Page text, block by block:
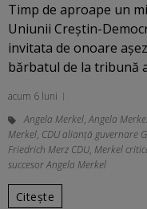
Timp de aproape un
Uniunii Creștin-
invitata de onoare
bărbatul de la tribună
acum 6 luni
Angela Merkel,Angela
Merkel, CDU alianță guvernare
Friedrich Merz CDU, Merkel
succesor Angela Merkel
Citește